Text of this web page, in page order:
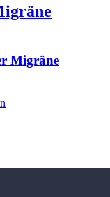
Migräne